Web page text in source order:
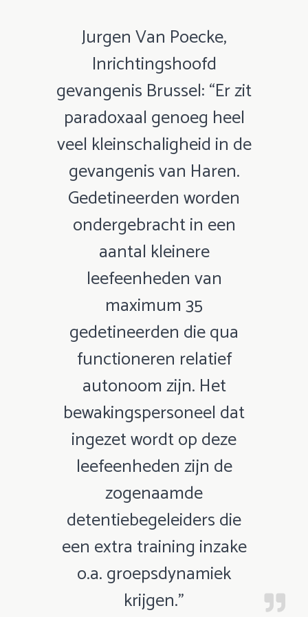
Jurgen Van Poecke,
Inrichtingshoofd
gevangenis Brussel: “Er zit
paradoxaal genoeg heel
veel kleinschaligheid in de
gevangenis van Haren.
Gedetineerden worden
ondergebracht in een
aantal kleinere
leefeenheden van
maximum 35
gedetineerden die qua
functioneren relatief
autonoom zijn. Het
bewakingspersoneel dat
ingezet wordt op deze
leefeenheden zijn de
zogenaamde
detentiebegeleiders die
een extra training inzake
o.a. groepsdynamiek
krijgen.”